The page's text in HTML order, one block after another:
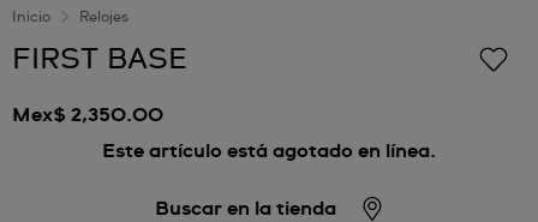
Inicio Relojes
FIRST BASE
Mex$ 2,350.00
Este artículo está agotado en línea.
Buscar en la tienda